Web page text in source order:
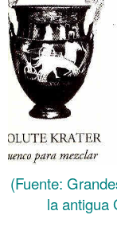
(Fuente:
la antigua